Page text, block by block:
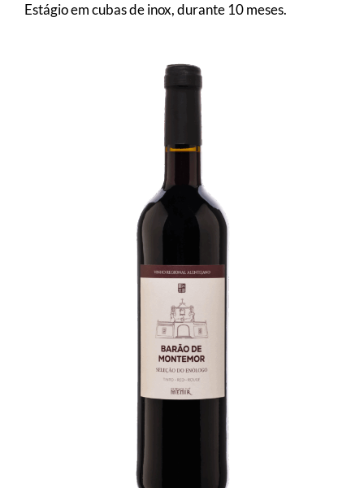
Estágio em cubas de inox, durante 10 meses.